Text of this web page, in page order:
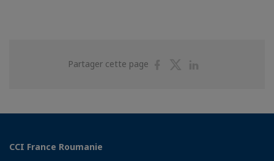
Partager cette page
PartagerPartager
CCI France Roumanie